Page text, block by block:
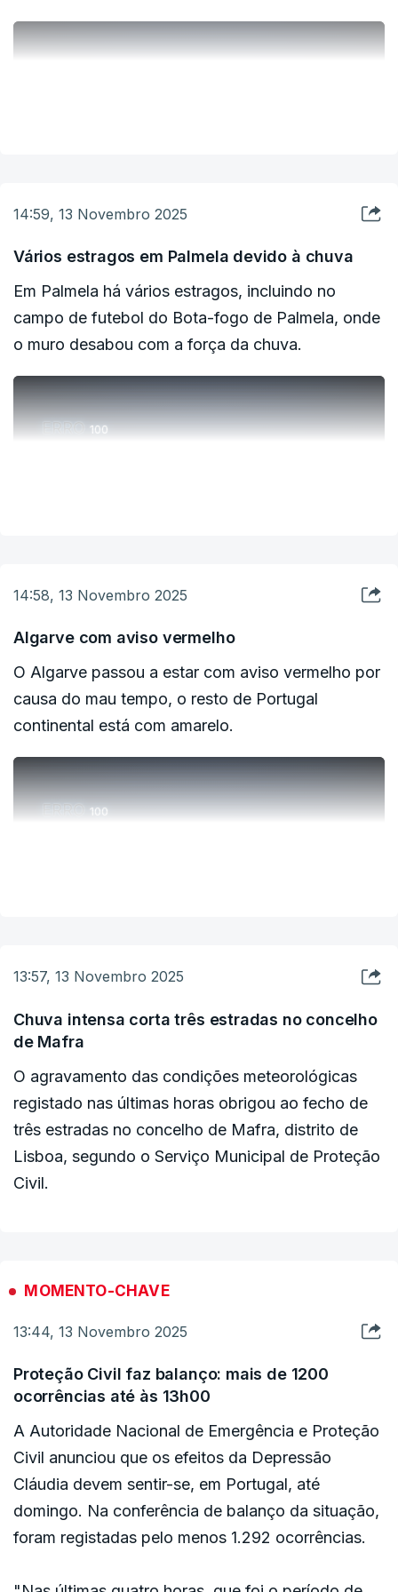
14:59, 13 Novembro 2025
Vários estragos em Palmela devido à chuva
Em Palmela há vários estragos, incluindo no
campo de futebol do Bota-fogo de Palmela, onde
o muro desabou com a força da chuva.
ERRO100
14:58, 13 Novembro 2025
Algarve com aviso vermelho
O Algarve passou a estar com aviso vermelho por
causa do mau tempo, o resto de Portugal
continental está com amarelo.
ERRO100
13:57, 13 Novembro 2025
Chuva intensa corta três estradas no concelho
de Mafra
O agravamento das condições meteorológicas
registado nas últimas horas obrigou ao fecho de
três estradas no concelho de Mafra, distrito de
Lisboa, segundo o Serviço Municipal de Proteção
Civil.
MOMENTO-CHAVE
13:44, 13 Novembro 2025
Proteção Civil faz balanço: mais de 1200
ocorrências até às 13h00
A Autoridade Nacional de Emergência e Proteção
Civil anunciou que os efeitos da Depressão
Cláudia devem sentir-se, em Portugal, até
domingo. Na conferência de balanço da situação,
foram registadas pelo menos 1.292 ocorrências.